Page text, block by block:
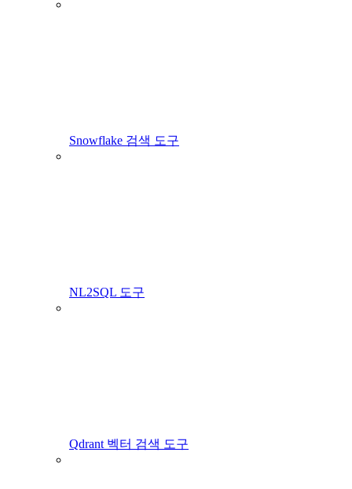
Snowflake 검색 도구
NL2SQL 도구
Qdrant 벡터 검색 도구